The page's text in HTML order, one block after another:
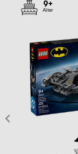
9+
Alter